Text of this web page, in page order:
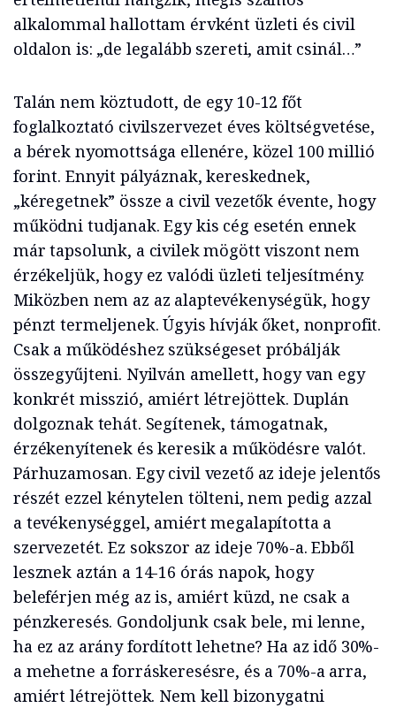
alkalommal hallottam érvként üzleti és civil
oldalon is: „de legalább szereti, amit csinál…”
Talán nem köztudott, de egy 10-12 főt
foglalkoztató civilszervezet éves költségvetése,
a bérek nyomottsága ellenére, közel 100 millió
forint. Ennyit pályáznak, kereskednek,
„kéregetnek” össze a civil vezetők évente, hogy
működni tudjanak. Egy kis cég esetén ennek
már tapsolunk, a civilek mögött viszont nem
érzékeljük, hogy ez valódi üzleti teljesítmény.
Miközben nem az az alaptevékenységük, hogy
pénzt termeljenek. Úgyis hívják őket, nonprofit.
Csak a működéshez szükségeset próbálják
összegyűjteni. Nyilván amellett, hogy van egy
konkrét misszió, amiért létrejöttek. Duplán
dolgoznak tehát. Segítenek, támogatnak,
érzékenyítenek és keresik a működésre valót.
Párhuzamosan. Egy civil vezető az ideje jelentős
részét ezzel kénytelen tölteni, nem pedig azzal
a tevékenységgel, amiért megalapította a
szervezetét. Ez sokszor az ideje 70%-a. Ebből
lesznek aztán a 14-16 órás napok, hogy
beleférjen még az is, amiért küzd, ne csak a
pénzkeresés. Gondoljunk csak bele, mi lenne,
ha ez az arány fordított lehetne? Ha az idő 30%-
a mehetne a forráskeresésre, és a 70%-a arra,
amiért létrejöttek. Nem kell bizonygatni